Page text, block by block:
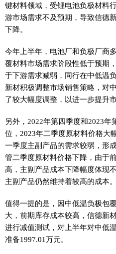
键材料领域，受锂电池负极材料
游市场需求不及预期，导致信德
下降。
今年上半年，电池厂和负极厂商
覆材料市场需求阶段性低于预期
于下游需求减弱，同行在中低温
新材积极调整市场销售策略，对
了较大幅度调整，以进一步提升市
另外，2022年第四季度和2023年
位，2023年二季度原材料价格大
一季度主副产品的需求较弱，形
管二季度原材料价格下降，由于
高，主副产品成本下降幅度体现
主副产品仍然维持着较高的成本。
值得一提的是，因中低温负极包
大，前期库存成本较高，信德新
进行减值测试，对上半年对中低
准备1997.01万元。